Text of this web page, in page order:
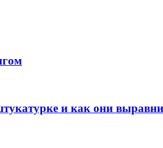
и как они